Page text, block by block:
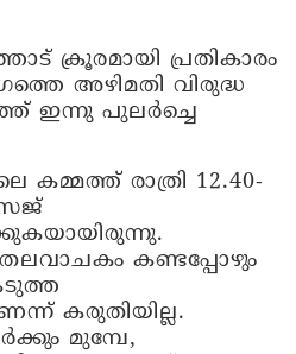
ക്രൂരമായി പ്രതികാരം
അഴിമതി വിരുദ്ധ
ഇന്നു പുലർച്ചെ
കമ്മത്ത് രാത്രി 12.40-
കണ്ടപ്പോഴും
കരുതിയില്ല.
മുമ്പേ,